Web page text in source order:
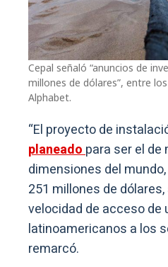
Cepal señaló “anuncios de
millones de dólares”, entre
Alphabet.
“El proyecto de
planeadopara ser el de
dimensiones del
251 millones de
velocidad de acceso de
latinoamericanos a los
remarcó.